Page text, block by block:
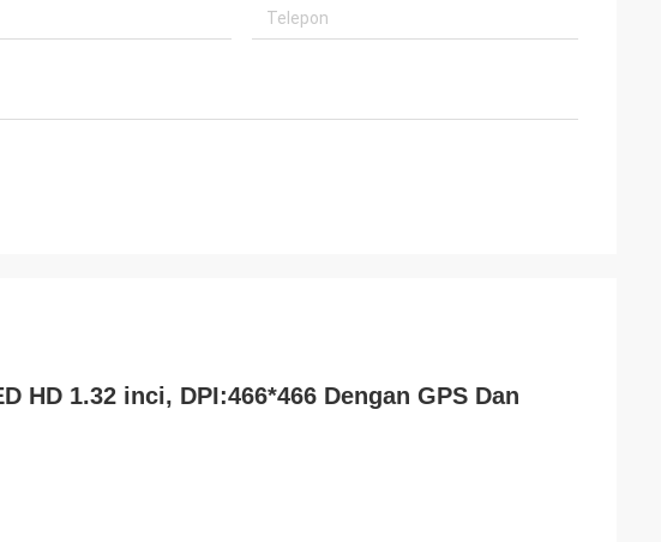
HD 1.32 inci, DPI:466*466 Dengan GPS Dan